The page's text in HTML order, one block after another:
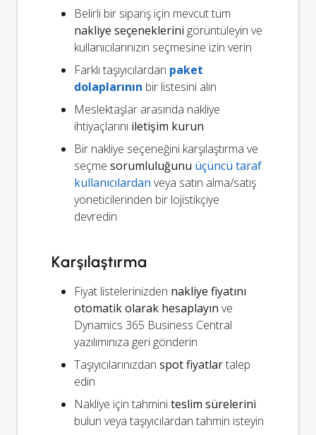
Belirli bir sipariş için mevcut tüm
nakliye seçeneklerini görüntüleyin ve
kullanıcılarınızın seçmesine izin verin
Farklı taşıyıcılardan paket
dolaplarının bir listesini alın
Meslektaşlar arasında nakliye
ihtiyaçlarını iletişim kurun
Bir nakliye seçeneğini karşılaştırma ve
seçme sorumluluğunu üçüncü taraf
kullanıcılardan veya satın alma/satış
yöneticilerinden bir lojistikçiye
devredin
Karşılaştırma
Fiyat listelerinizden nakliye fiyatını
otomatik olarak hesaplayın ve
Dynamics 365 Business Central
yazılımınıza geri gönderin
Taşıyıcılarınızdan spot fiyatlartalep
edin
Nakliye için tahminiteslim sürelerini
bulun veya taşıyıcılardan tahmin isteyin